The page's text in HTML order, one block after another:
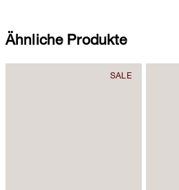
Ähnliche Produkte